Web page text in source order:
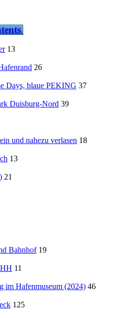
13
26
Days, blaue PEKING 37
Duisburg-Nord 39
und nahezu verlasen 18
13
21
Bahnhof 19
11
im Hafenmuseum (2024) 46
125